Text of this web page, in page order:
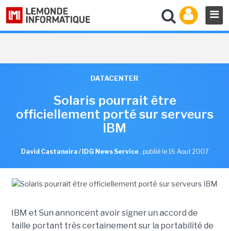
DATACENTER
Solaris pourrait être
officiellement porté sur serveurs
IBM
David Castaneira / IDG News Service , publié le 16 Aout 2007
IBM et Sun annoncent avoir signer un accord de
taille portant très certainement sur la portabilité de